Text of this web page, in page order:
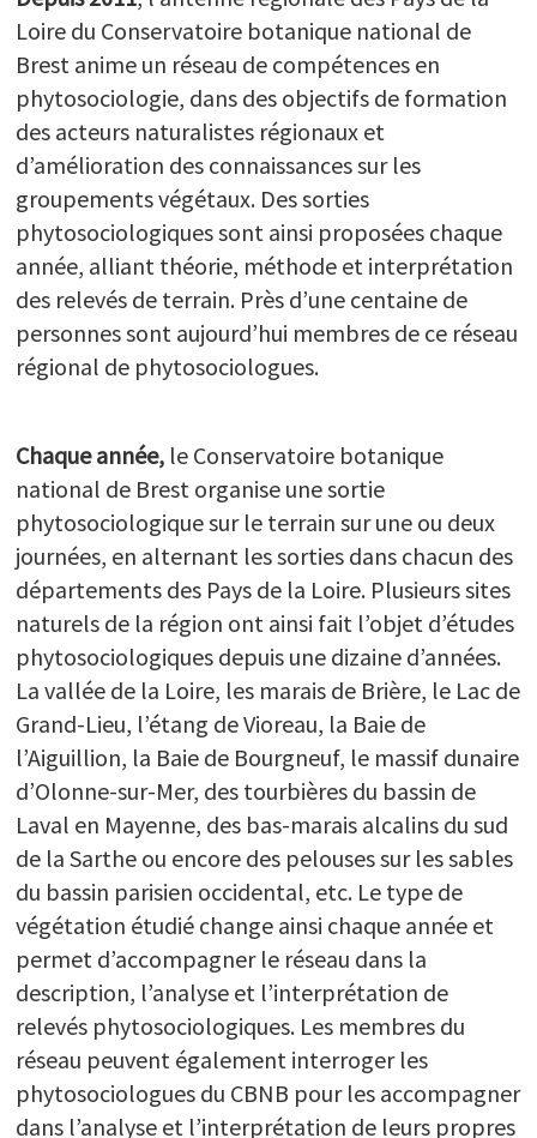
Liens utiles
ESPACE DOCUMENTAIRE
PARTICIPEZ
Loire du Conservatoire botanique national de
Brest anime un réseau de compétences en
phytosociologie, dans des objectifs de formation
des acteurs naturalistes régionaux et
d’amélioration des connaissances sur les
groupements végétaux. Des sorties
phytosociologiques sont ainsi proposées chaque
année, alliant théorie, méthode et interprétation
des relevés de terrain. Près d’une centaine de
personnes sont aujourd’hui membres de ce réseau
régional de phytosociologues.
Chaque année, le Conservatoire botanique
national de Brest organise une sortie
phytosociologique sur le terrain sur une ou deux
journées, en alternant les sorties dans chacun des
départements des Pays de la Loire. Plusieurs sites
naturels de la région ont ainsi fait l’objet d’études
phytosociologiques depuis une dizaine d’années.
La vallée de la Loire, les marais de Brière, le Lac de
Grand-Lieu, l’étang de Vioreau, la Baie de
l’Aiguillion, la Baie de Bourgneuf, le massif dunaire
d’Olonne-sur-Mer, des tourbières du bassin de
Laval en Mayenne, des bas-marais alcalins du sud
de la Sarthe ou encore des pelouses sur les sables
du bassin parisien occidental, etc. Le type de
végétation étudié change ainsi chaque année et
permet d’accompagner le réseau dans la
description, l’analyse et l’interprétation de
relevés phytosociologiques. Les membres du
réseau peuvent également interroger les
phytosociologues du CBNB pour les accompagner
dans l’analyse et l’interprétation de leurs propres